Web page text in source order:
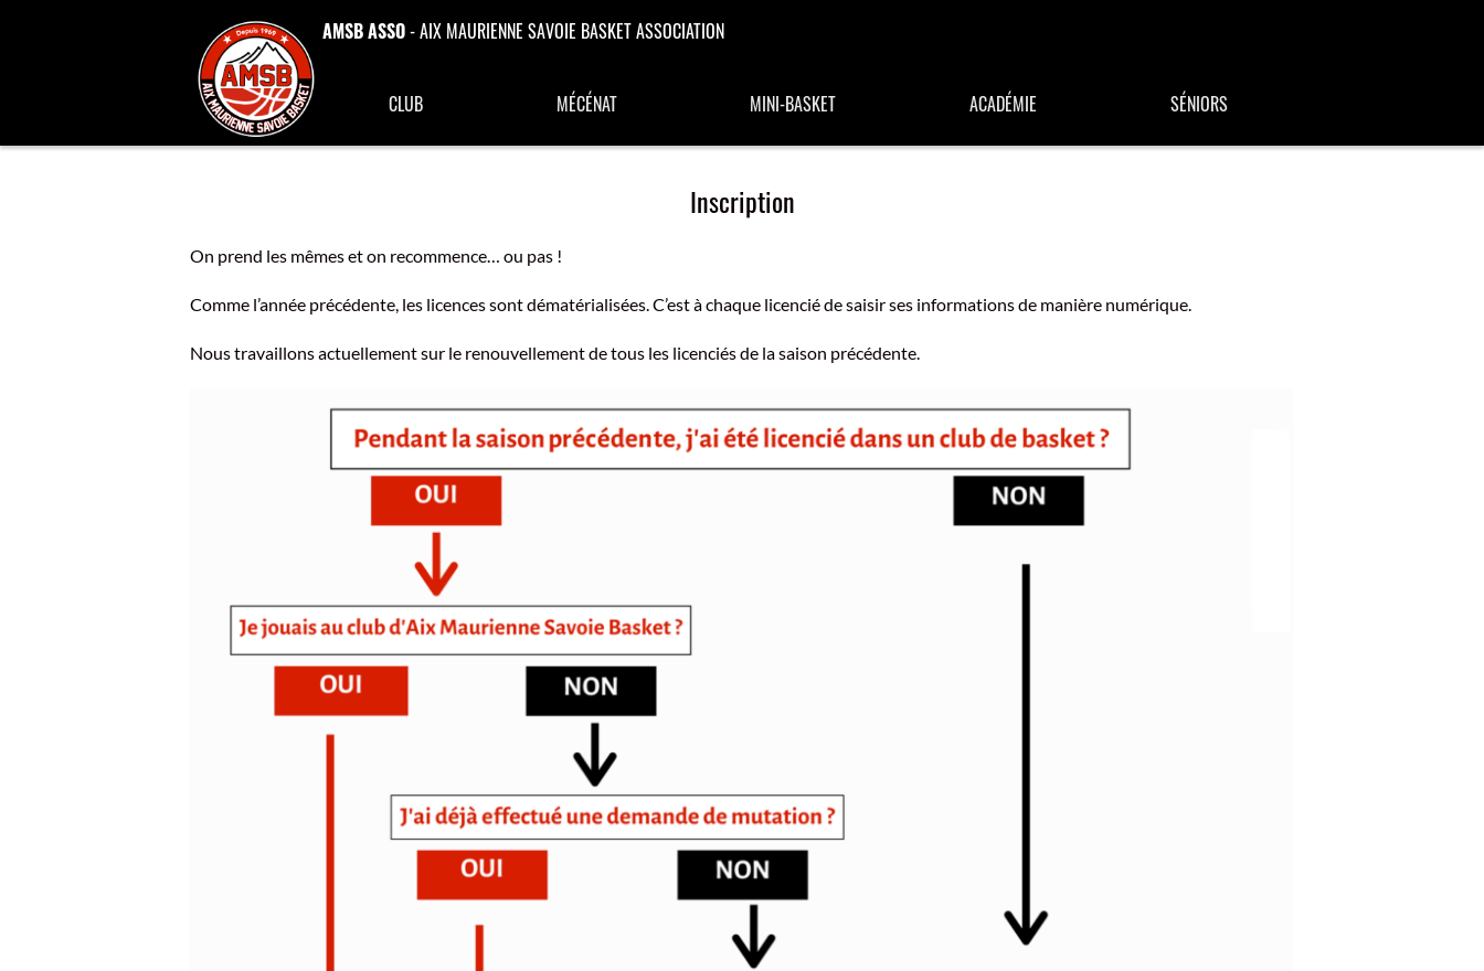
AMSB ASSO- AIX MAURIENNE SAVOIE BASKET ASSOCIATION
CLUB MÉCÉNAT MINI-BASKET ACADÉMIE SÉNIORS
Inscription
On prend les mêmes et on recommence… ou pas !
Comme l’année précédente, les licences sont dématérialisées. C’est à chaque licencié de saisir ses informations de manière numérique.
Nous travaillons actuellement sur le renouvellement de tous les licenciés de la saison précédente.